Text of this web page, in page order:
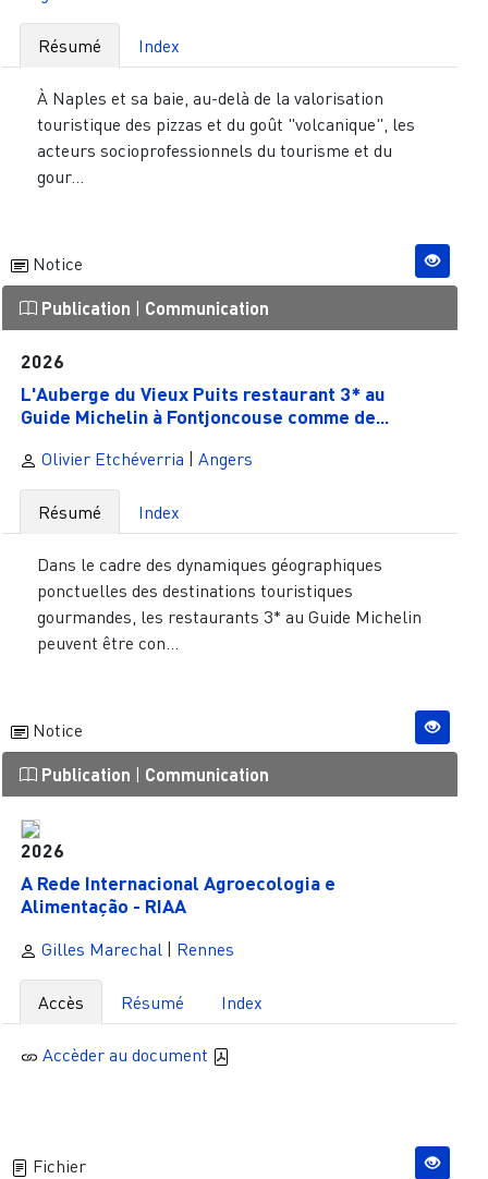
Résumé Index
À Naples et sa baie, au-delà de la valorisation
touristique des pizzas et du goût "volcanique", les
acteurs socioprofessionnels du tourisme et du
gour...
Notice
Publication Communication
2026
L'Auberge du Vieux Puits restaurant 3* au
Guide Michelin à Fontjoncouse comme de...
Olivier Etchéverria Angers
Résumé Index
Dans le cadre des dynamiques géographiques
ponctuelles des destinations touristiques
gourmandes, les restaurants 3* au Guide Michelin
peuvent être con...
Notice
Publication Communication
2026
A Rede Internacional Agroecologia e
Alimentação - RIAA
Gilles Marechal | Rennes
Accès Résumé Index
Accèder au document
Fichier